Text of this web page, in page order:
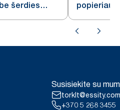
šerdies
popieriaus
dozatorius
Susisiekite su
torklt@essity.com
+370 5 268 3455